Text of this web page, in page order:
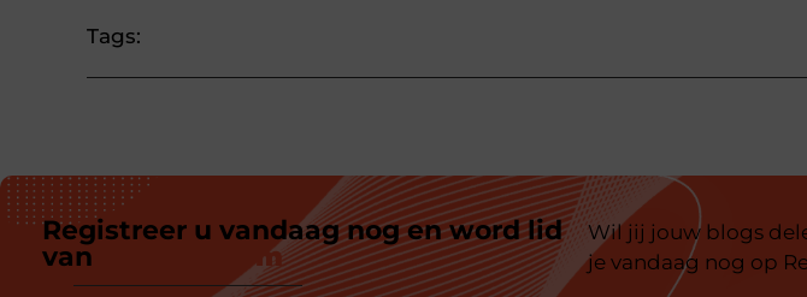
Tags:
Registreer u vandaag nog en word lid
van
ons platform
Wil jij jouw blogs
je vandaag nog op